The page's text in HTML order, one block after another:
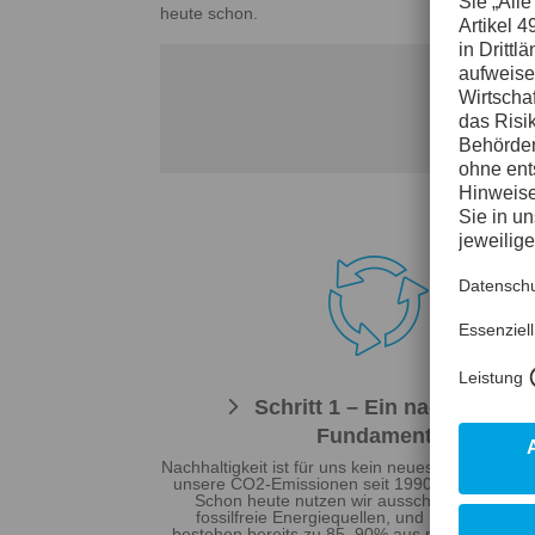
heute schon.

Schritt 1 – Ein nachhaltiges
Fundament
Nachhaltigkeit ist für uns kein neues Konzept. Wir
unsere CO2-Emissionen seit 1990 um 46%
Schon heute nutzen wir ausschließlich zu
fossilfreie Energiequellen, und unsere